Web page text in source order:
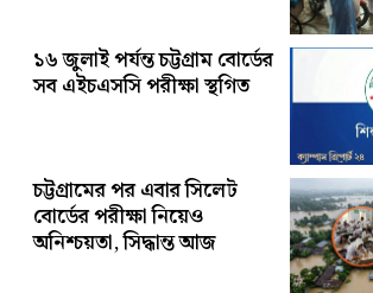
১৬ জুলাই পর্যন্ত চট্টগ্রাম বোর্ডের
সব এইচএসসি পরীক্ষা স্থগিত
চট্টগ্রামের পর এবার সিলেট
বোর্ডের পরীক্ষা নিয়েও
অনিশ্চয়তা, সিদ্ধান্ত আজ